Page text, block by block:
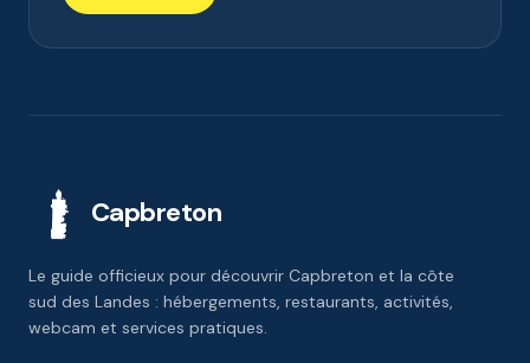
Capbreton
Le guide officieux pour découvrir Capbreton et la côte
sud des Landes : hébergements, restaurants, activités,
webcam et services pratiques.